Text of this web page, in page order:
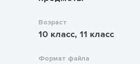
Возраст
10 класс, 11 класс
Формат файла